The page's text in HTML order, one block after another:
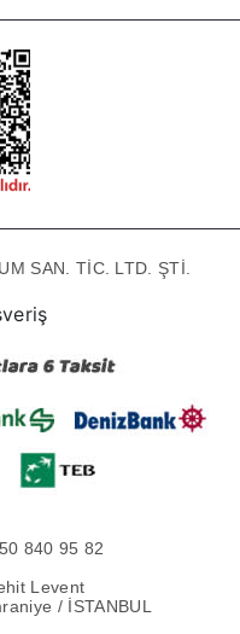
SAN. TİC. LTD. ŞTİ.
840 95 82
Levent
/ İSTANBUL